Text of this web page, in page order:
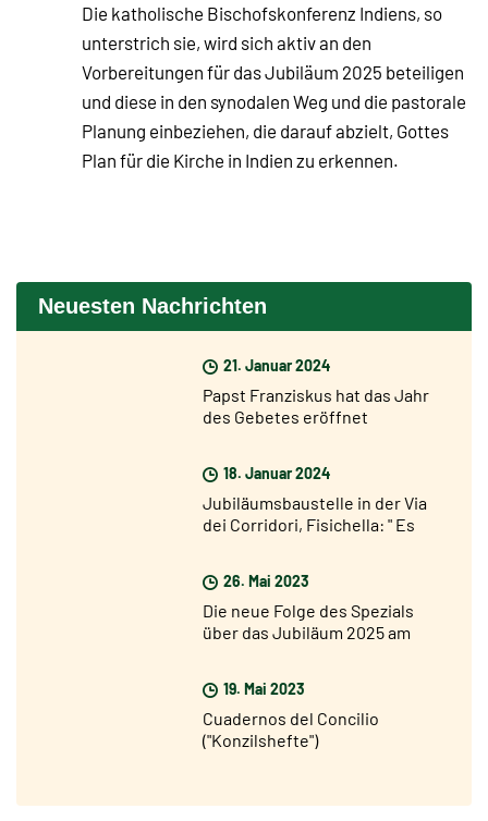
Die katholische Bischofskonferenz Indiens, so
unterstrich sie, wird sich aktiv an den
Vorbereitungen für das Jubiläum 2025 beteiligen
und diese in den synodalen Weg und die pastorale
Planung einbeziehen, die darauf abzielt, Gottes
Plan für die Kirche in Indien zu erkennen.
Neuesten Nachrichten
21. Januar 2024
Papst Franziskus hat das Jahr
des Gebetes eröffnet
18. Januar 2024
Jubiläumsbaustelle in der Via
dei Corridori, Fisichella: " Es
optimistisch"
26. Mai 2023
Die neue Folge des Spezials
über das Jubiläum 2025 am
19. Mai 2023
Cuadernos del Concilio
("Konzilshefte")